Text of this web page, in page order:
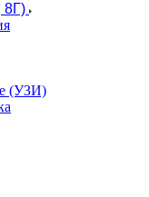
8Г)
(УЗИ)